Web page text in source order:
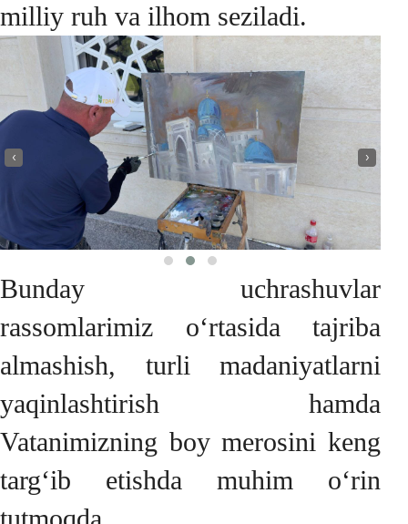
milliy ruh va ilhom seziladi.
‹ ›
Bunday uchrashuvlar
rassomlarimiz o‘rtasida tajriba
almashish, turli madaniyatlarni
yaqinlashtirish hamda
Vatanimizning boy merosini keng
targ‘ib etishda muhim o‘rin